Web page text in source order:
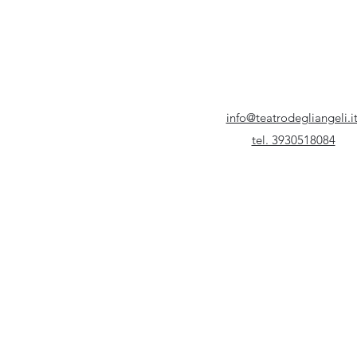
tel. 3930518084